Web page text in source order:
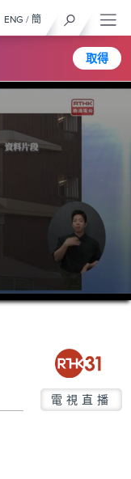
取得
ENG / 簡
電視直播